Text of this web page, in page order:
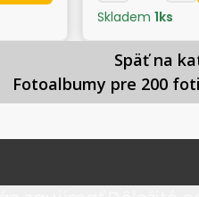
Skladem 1ks
Späť na
Fotoalbumy pre 200